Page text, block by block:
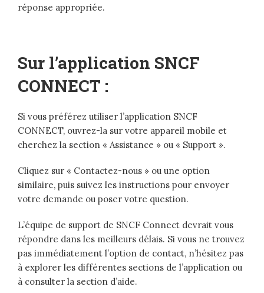
réponse appropriée.
Sur l’application SNCF
CONNECT :
Si vous préférez utiliser l’application SNCF
CONNECT, ouvrez-la sur votre appareil mobile et
cherchez la section « Assistance » ou « Support ».
Cliquez sur « Contactez-nous » ou une option
similaire, puis suivez les instructions pour envoyer
votre demande ou poser votre question.
L’équipe de support de SNCF Connect devrait vous
répondre dans les meilleurs délais. Si vous ne trouvez
pas immédiatement l’option de contact, n’hésitez pas
à explorer les différentes sections de l’application ou
à consulter la section d’aide.